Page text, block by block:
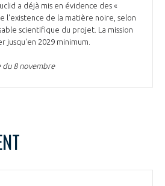
a déjà mis en évidence des «
l'existence de la matière noire, selon
scientifique du projet. La mission
2029 minimum.
du 8 novembre